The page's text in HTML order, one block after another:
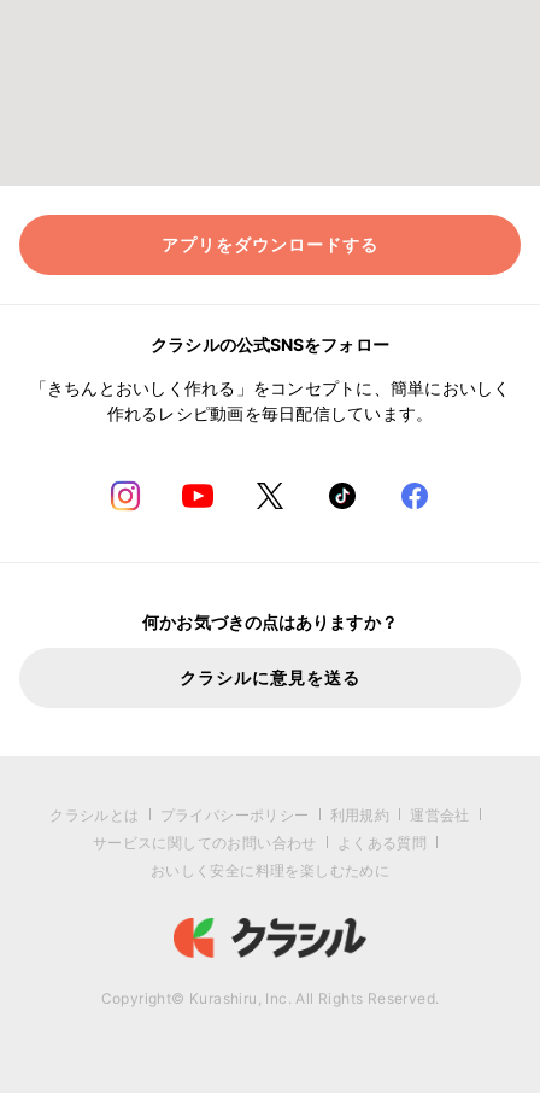
アプリをダウンロードする
クラシルの公式SNSをフォロー
「きちんとおいしく作れる」をコンセプトに、簡単においしく
作れるレシピ動画を毎日配信しています。
何かお気づきの点はありますか？
クラシルに意見を送る
クラシルとは プライバシーポリシー 利用規約
運営会社
サービスに関してのお問い合わせ
よくある質問
おいしく安全に料理を楽しむために
Copyright© Kurashiru, Inc. All Rights Reserved.